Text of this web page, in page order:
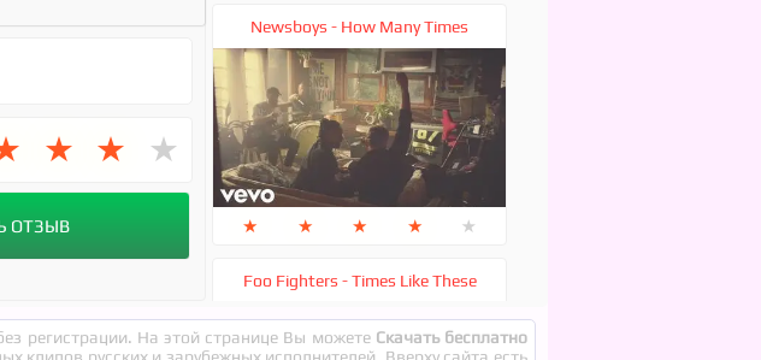
★ ★ ★
Newsboys - How Many Times
★ ★ ★ ★ ★
Foo Fighters - Times Like These
регистрации. На этой странице Вы можете Скачать бесплатно